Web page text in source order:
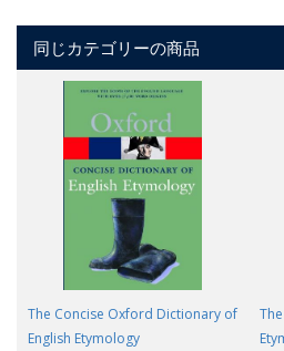
同じカテゴリーの商品
The Concise Oxford Dictionary of
English Etymology